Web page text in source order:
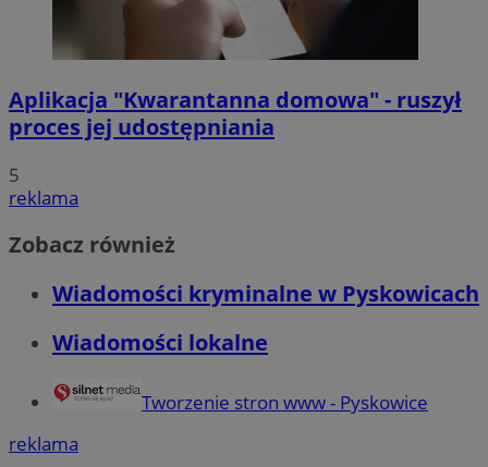
Aplikacja "Kwarantanna domowa" - ruszył
proces jej udostępniania
5
reklama
Zobacz również
Wiadomości kryminalne w Pyskowicach
Wiadomości lokalne
Tworzenie stron www - Pyskowice
reklama